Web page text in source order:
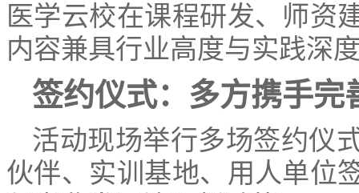
医学云校在课程研发、师资
内容兼具行业高度与实践深
签约仪式：多方携手完
活动现场举行多场签约仪
伙伴、实训基地、用人单位